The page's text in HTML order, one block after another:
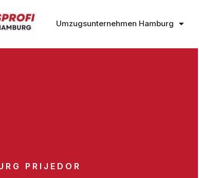
Umzugsunternehmen Hamburg
PRIJEDOR